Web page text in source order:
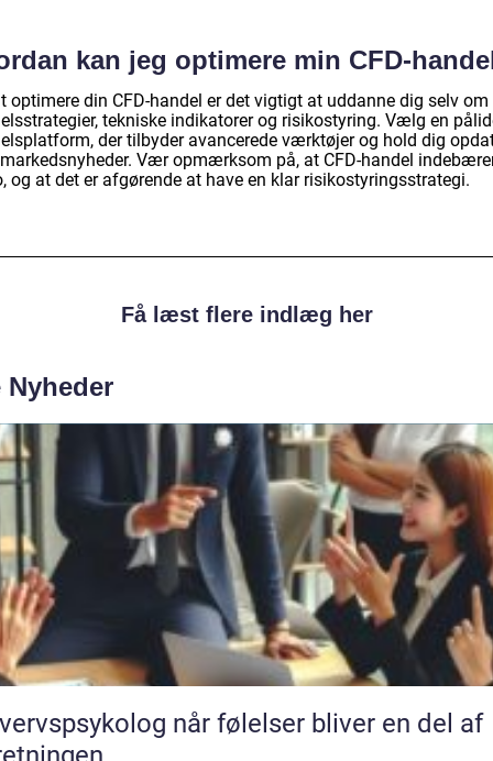
kan jeg optimere min CFD-
optimere din CFD-handel er det vigtigt at uddanne dig selv om
tekniske indikatorer og risikostyring. Vælg en
der tilbyder avancerede værktøjer og hold dig
Vær opmærksom på, at CFD-handel
og at det er afgørende at have en klar risikostyringsstrategi.
Få læst flere indlæg her
Nyheder
når følelser bliver en del af